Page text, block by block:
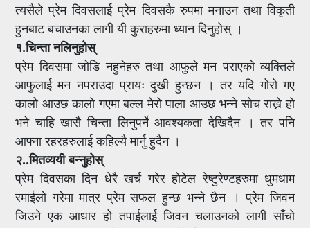
त्यसैले प्रेम दिवसलाई प्रेम दिवसकै रुपमा मनाउन तथा विकृती
हुनबाट बचाउनका लागी यी कुराहरुमा ध्यान दिनुहोस् ।
१.चिन्ता नलिनुहोस्
प्रेम दिवसमा जोडि नहुनेहरु तथा आफुले मन पराएको व्यक्तिले
आफुलाई मन नपराउदा प्रायः दुखी हुन्छन । तर यदि गोरो गए
कालो आउछ कालो गएमा बल्ल मेरो पाला आउछ भन्ने सोच राख्ने हो
भने चाहि खासै चिन्ता लिनुपर्ने आवश्यकता देखिदैन । तर पनि
आफ्ना रहरहरुलाई कहिल्यै मार्नु हुदैन ।
२..मितव्ययी बन्नुहोस्
प्रेम दिवसका दिन धेरै खर्च गरेर होटेल रेष्टुरेण्टहरुमा धुमधाम
रमाईलो गरेमा मात्र प्रेम सफल हुन्छ भन्ने छैन । प्रेम जिवन
जिउने एक आधार हो तपाईलाई जिवन चलाउनको लागी साँचो